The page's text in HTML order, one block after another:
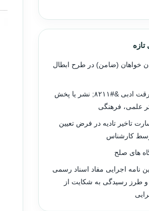
خواهان (ضامن) در طرح ابطال
دادنامه سرقت ادبی &#۸۲۱۱; نشر یا پخش
علمی، فرهنگی
تاخیر تادیه در فرض تعیین
کارشناس
های صلح
نامه اجرایی مفاد اسناد رسمی
و طرز رسیدگی به شکایت از